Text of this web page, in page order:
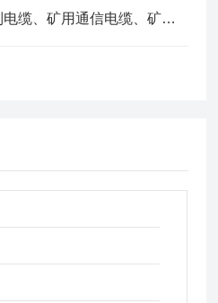
矿用橡套电缆、矿用控制电缆、矿用通信电缆、矿用电力电缆、矿用计算机电缆区别，看完不选错